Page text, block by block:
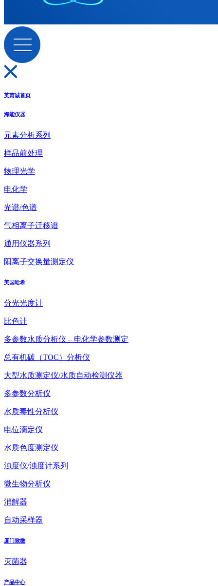
英芮诚首页
海能仪器
元素分析系列
样品前处理
物理光学
电化学
光谱/色谱
气相离子迁移谱
通用仪器系列
阳离子交换量测定仪
美国哈希
分光光度计
比色计
多参数水质分析仪 – 电化学参数测定
总有机碳（TOC）分析仪
大型水质测定仪/水质自动检测仪器
多参数分析仪
水质毒性分析仪
电位滴定仪
水质色度测定仪
浊度仪/浊度计系列
微生物分析仪
消解器
自动采样器
厦门致微
灭菌器
产品中心